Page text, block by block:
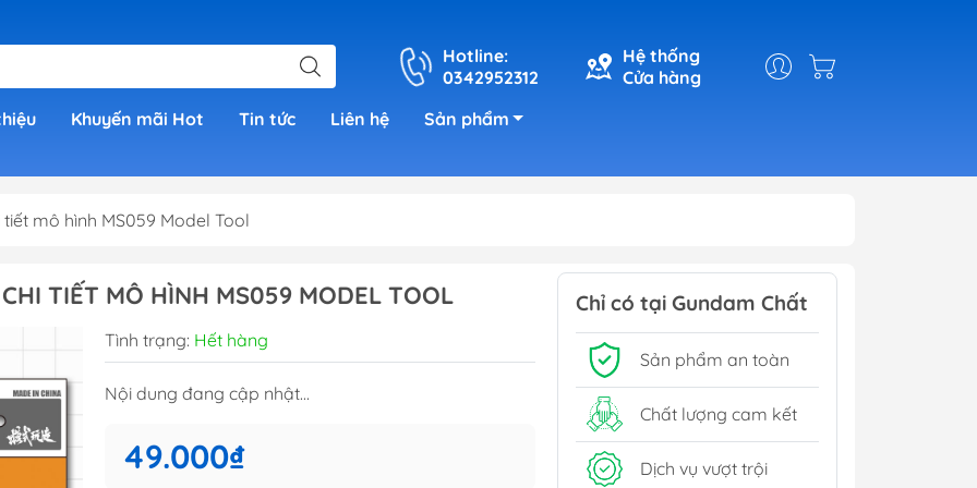
Hotline:
0342952312
Hệ thống
Cửa hàng
Khuyến mãi Hot Tin tức Liên hệ Sản phẩm
mô hình MS059 Model Tool
TIẾT MÔ HÌNH MS059 MODEL TOOL
Tình trạng: Hết hàng
Nội dung đang cập nhật...
49.000₫
Chỉ có tại Gundam Chất
Sản phẩm an toàn
Chất lượng cam kết
Dịch vụ vượt trội